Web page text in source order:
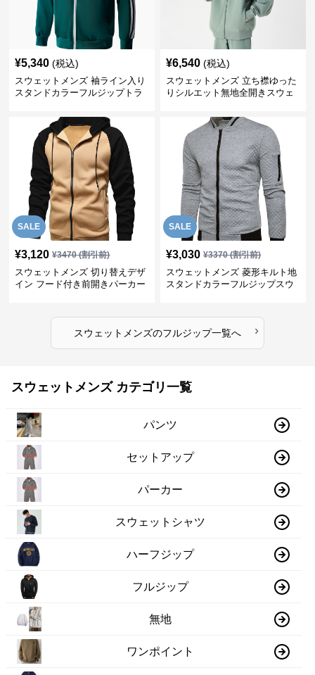
¥5,340 (税込)
スウェットメンズ 袖ライン入り
スタンドカラーフルジップトラ
¥6,540 (税込)
スウェットメンズ 立ち襟ゆった
りシルエット無地全開きスウェ
SALE
¥3,120 ¥3470(割引前)
スウェットメンズ 切り替えデザ
イン フード付き前開きパーカー
SALE
¥3,030 ¥3370(割引前)
スウェットメンズ 菱形キルト地
スタンドカラーフルジップスウ
スウェットメンズのフルジップ一覧へ ›
スウェットメンズ カテゴリ一覧
パンツ
セットアップ
パーカー
スウェットシャツ
ハーフジップ
フルジップ
無地
ワンポイント